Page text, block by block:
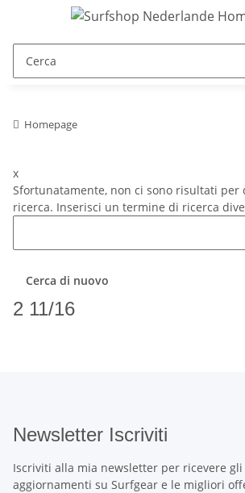
Homepage
x
Sfortunatamente, non ci sono risultati per
ricerca. Inserisci un termine di ricerca
Cerca di nuovo
2 11/16
Newsletter Iscriviti
Iscriviti alla mia newsletter per ricevere
aggiornamenti su Surfgear e le migliori